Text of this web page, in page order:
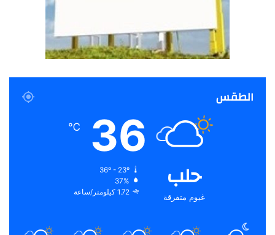
الطقس
حلب
غيوم متفرقة
36
℃
36º - 23º
37%
1.72 كيلومتر/ساعة